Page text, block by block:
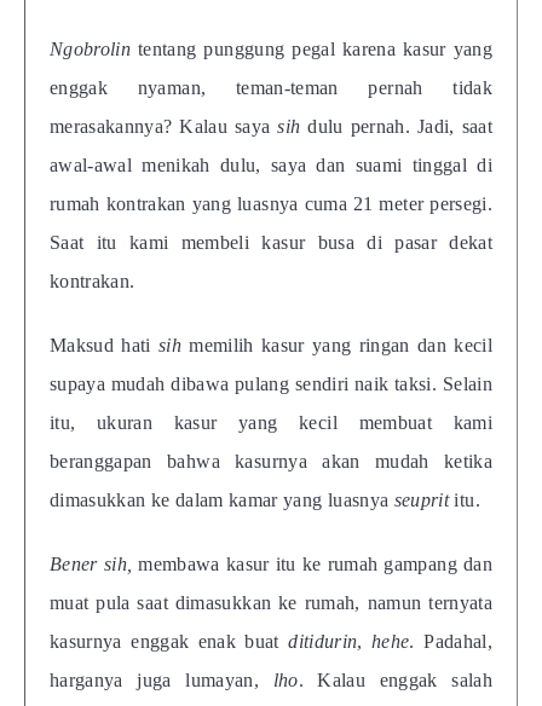
Ngobrolin tentang punggung pegal karena kasur yang
enggak nyaman, teman-teman pernah tidak
merasakannya? Kalau sayasihdulu pernah. Jadi, saat
awal-awal menikah dulu, saya dan suami tinggal di
rumah kontrakan yang luasnya cuma 21 meter persegi.
Saat itu kami membeli kasur busa di pasar dekat
kontrakan.
Maksud hati sih memilih kasur yang ringan dan kecil
supaya mudah dibawa pulang sendiri naik taksi. Selain
itu, ukuran kasur yang kecil membuat kami
beranggapan bahwa kasurnya akan mudah ketika
dimasukkan ke dalam kamar yang luasnya seuprititu.
Bener sih, membawa kasur itu ke rumah gampang dan
muat pula saat dimasukkan ke rumah, namun ternyata
kasurnya enggak enak buatditidurin,hehe. Padahal,
harganya juga lumayan, lho. Kalau enggak salah